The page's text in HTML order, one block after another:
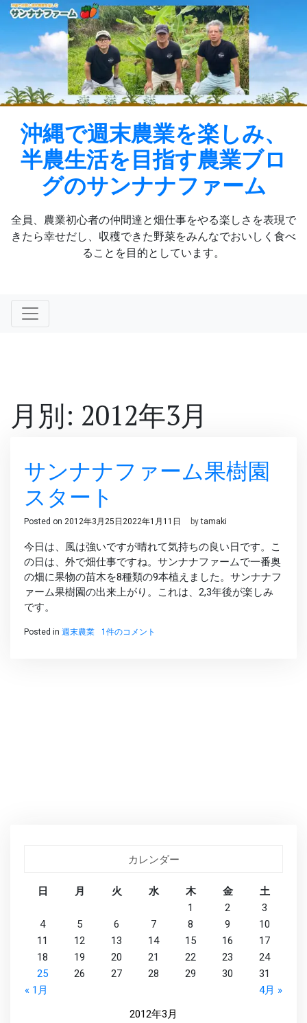
Skip
沖縄で週末農業を楽しみ、
半農生活を目指す農業ブロ
グのサンナナファーム
全員、農業初心者の仲間達と畑仕事をやる楽しさを表現で
きたら幸せだし、収穫できた野菜をみんなでおいしく食べ
ることを目的としています。
月別: 2012年3月
サンナナファーム果樹園
スタート
Posted on 2012年3月25日 2022年1月11日 bytamaki
今日は、風は強いですが晴れて気持ちの良い日です。こ
の日は、外で畑仕事ですね。サンナナファームで一番奥
の畑に果物の苗木を8種類の9本植えました。サンナナフ
ァーム果樹園の出来上がり。これは、2,3年後が楽しみ
です。
Posted in 週末農業
サ
1件のコメント
カレンダー
2012年3月
日 月 火 水 木 金 土
« 1月 4月 »
1 2
3
4
5 6 7 8 9
10
11
12 13 14 15 16
17
18
19 20 21 22 23
24
25
26 27 28 29 30 31